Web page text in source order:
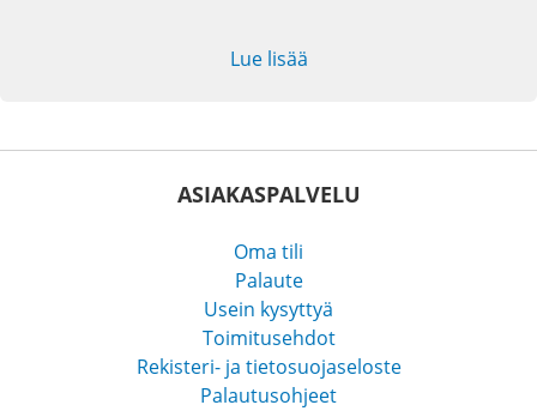
Lue lisää
ASIAKASPALVELU
Oma tili
Palaute
Usein kysyttyä
Toimitusehdot
Rekisteri- ja tietosuojaseloste
Palautusohjeet